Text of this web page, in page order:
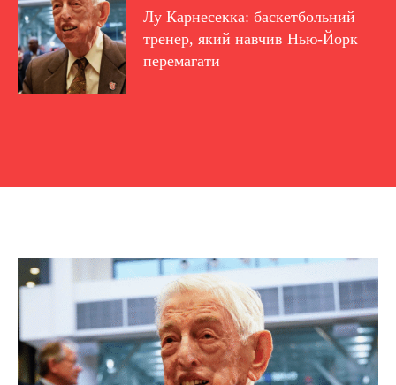
Лу Карнесекка: баскетбольний
тренер, який навчив Нью-Йорк
перемагати